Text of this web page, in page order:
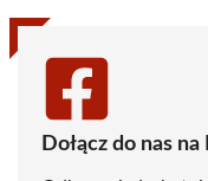
Dołącz do nas